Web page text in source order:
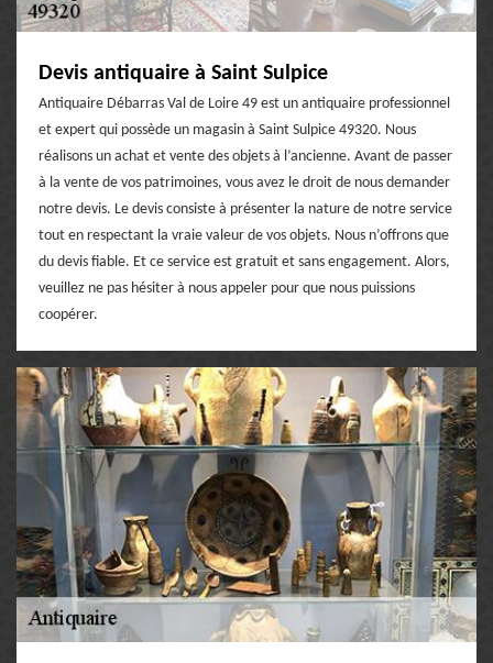
Devis antiquaire à Saint Sulpice
Antiquaire Débarras Val de Loire 49 est un antiquaire professionnel
et expert qui possède un magasin à Saint Sulpice 49320. Nous
réalisons un achat et vente des objets à l’ancienne. Avant de passer
à la vente de vos patrimoines, vous avez le droit de nous demander
notre devis. Le devis consiste à présenter la nature de notre service
tout en respectant la vraie valeur de vos objets. Nous n’offrons que
du devis fiable. Et ce service est gratuit et sans engagement. Alors,
veuillez ne pas hésiter à nous appeler pour que nous puissions
coopérer.